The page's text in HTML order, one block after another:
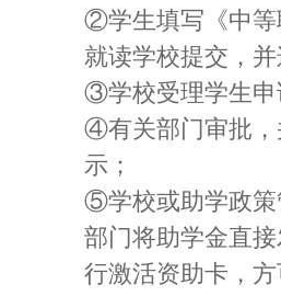
②学生填写《中等
就读学校提交，
③学校受理学生申
④有关部门审批，
示；
⑤学校或助学政策
部门将助学金直
行激活资助卡，